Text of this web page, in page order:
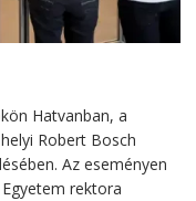
Hatvanban, a
Robert Bosch
Az eseményen
rektora